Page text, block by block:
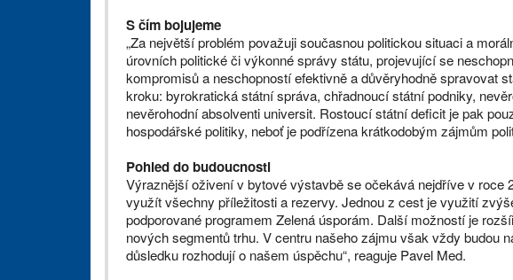
S čím bojujeme
„Za největší problém považuji současnou politickou situaci a
úrovních politické či výkonné správy státu, projevující se
kompromisů a neschopností efektivně a důvěryhodně spravovat
kroku: byrokratická státní správa, chřadnoucí státní podniky,
nevěrohodní absolventi universit. Rostoucí státní deficit je pak
hospodářské politiky, neboť je podřízena krátkodobým zájmům
Pohled do budoucnosti
Výraznější oživení v bytové výstavbě se očekává nejdříve v roce
využít všechny příležitosti a rezervy. Jednou z cest je využití
podporované programem Zelená úsporám. Další možností je
nových segmentů trhu. V centru našeho zájmu však vždy budou
důsledku rozhodují o našem úspěchu“, reaguje Pavel Med.